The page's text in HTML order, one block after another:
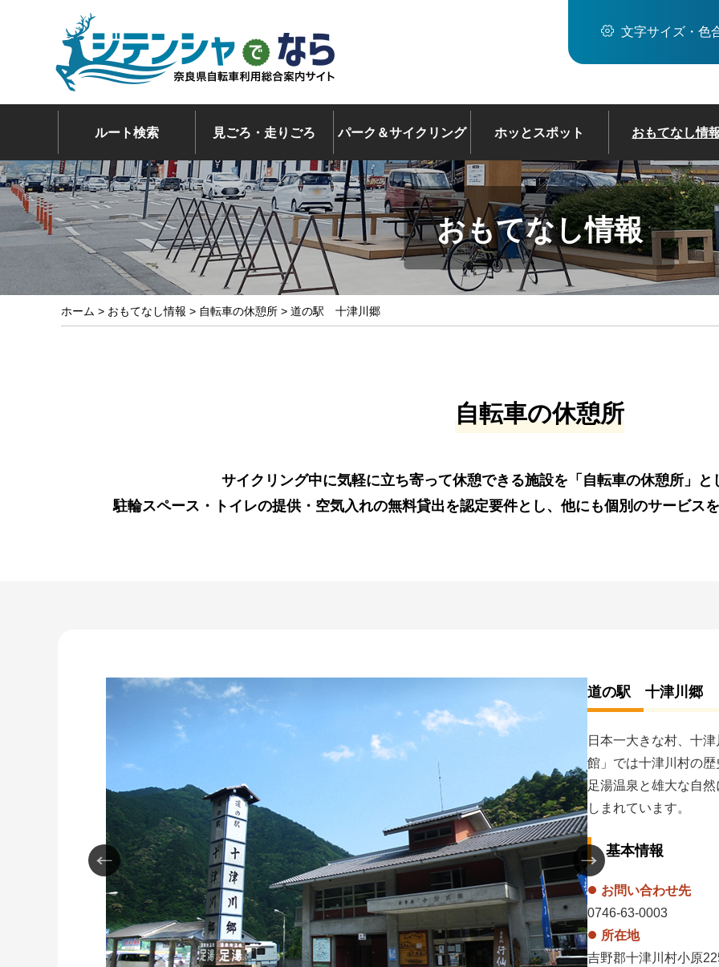
文字サイズ・色
ルート検索 見ごろ・走りごろ パーク＆サイクリング ホッとスポット おもてなし情
おもてなし情報
ホーム > おもてなし情報 > 自転車の休憩所 > 道の駅 十津川郷
自転車の休憩所
サイクリング中に気軽に立ち寄って休憩できる施設を「自転車の休憩所」と
駐輪スペース・トイレの提供・空気入れの無料貸出を認定要件とし、他にも個別のサービス
道の駅 十津川郷
日本一大きな村、十
館」では十津川村の
足湯温泉と雄大な自
しまれています。
基本情報
お問い合わせ先
0746-63-0003
所在地
吉野郡十津川村小原